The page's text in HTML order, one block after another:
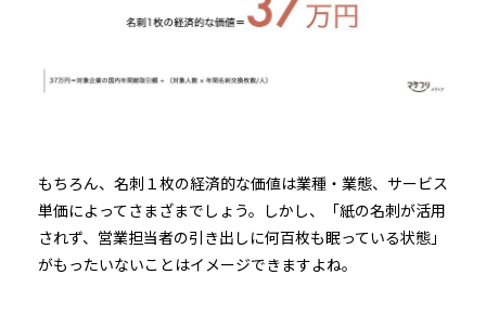
もちろん、名刺１枚の経済的な価値は業種・業態、サービス
単価によってさまざまでしょう。しかし、「紙の名刺が活用
されず、営業担当者の引き出しに何百枚も眠っている状態」
がもったいないことはイメージできますよね。